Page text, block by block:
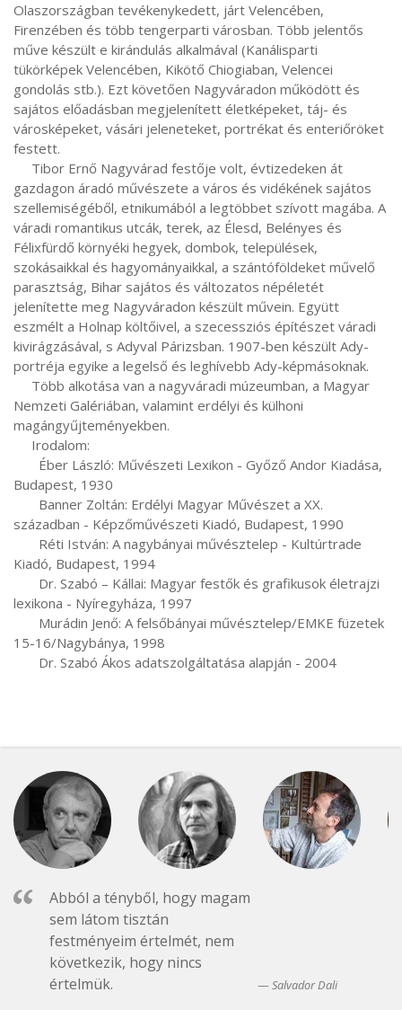
Olaszországban tevékenykedett, járt Velencében,
Firenzében és több tengerparti városban. Több jelentős
műve készült e kirándulás alkalmával (Kanálisparti
tükörképek Velencében, Kikötő Chiogiaban, Velencei
gondolás stb.). Ezt követően Nagyváradon működött és
sajátos előadásban megjelenített életképeket, táj- és
városképeket, vásári jeleneteket, portrékat és enteriőröket
festett.
gazdagon áradó művészete a város és vidékének sajátos
szellemiségéből, etnikumából a legtöbbet szívott magába. A
váradi romantikus utcák, terek, az Élesd, Belényes és
Félixfürdő környéki hegyek, dombok, települések,
szokásaikkal és hagyományaikkal, a szántóföldeket művelő
parasztság, Bihar sajátos és változatos népéletét
jelenítette meg Nagyváradon készült művein. Együtt
eszmélt a Holnap költőivel, a szecessziós építészet váradi
kivirágzásával, s Adyval Párizsban. 1907-ben készült Ady-
portréja egyike a legelső és leghívebb Ady-képmásoknak.
Nemzeti Galériában, valamint erdélyi és külhoni
magángyűjteményekben.
Budapest, 1930
században - Képzőművészeti Kiadó, Budapest, 1990
Kiadó, Budapest, 1994
lexikona - Nyíregyháza, 1997
15-16/Nagybánya, 1998
       Dr. Szabó Ákos adatszolgáltatása alapján - 2004
Abból a tényből, hogy magam
sem látom tisztán
festményeim értelmét, nem
következik, hogy nincs
értelmük.
Salvador Dali